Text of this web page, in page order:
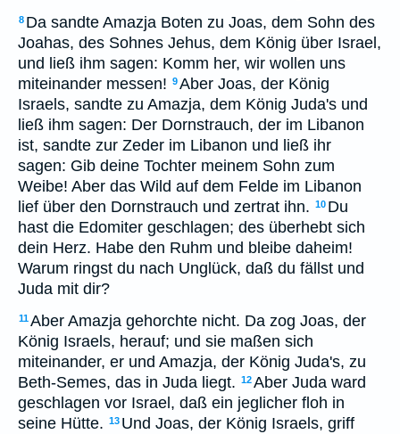
8 Da sandte Amazja Boten zu Joas, dem Sohn des
Joahas, des Sohnes Jehus, dem König über Israel,
und ließ ihm sagen: Komm her, wir wollen uns
miteinander messen! 9Aber Joas, der König
Israels, sandte zu Amazja, dem König Juda's und
ließ ihm sagen: Der Dornstrauch, der im Libanon
ist, sandte zur Zeder im Libanon und ließ ihr
sagen: Gib deine Tochter meinem Sohn zum
Weibe! Aber das Wild auf dem Felde im Libanon
lief über den Dornstrauch und zertrat ihn. 10 Du
hast die Edomiter geschlagen; des überhebt sich
dein Herz. Habe den Ruhm und bleibe daheim!
Warum ringst du nach Unglück, daß du fällst und
Juda mit dir?
11Aber Amazja gehorchte nicht. Da zog Joas, der
König Israels, herauf; und sie maßen sich
miteinander, er und Amazja, der König Juda's, zu
Beth-Semes, das in Juda liegt. 12Aber Juda ward
geschlagen vor Israel, daß ein jeglicher floh in
seine Hütte. 13 Und Joas, der König Israels, griff